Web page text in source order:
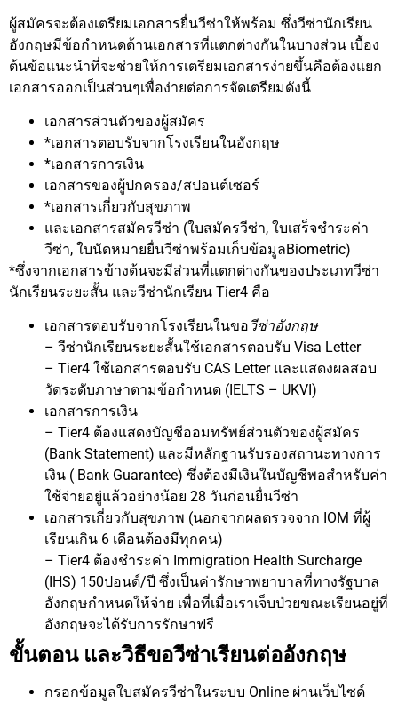
ผู้สมัครจะต้องเตรียมเอกสารยื่นวีซ่าให้พร้อม ซึ่งวีซ่านักเรียน
อังกฤษมีข้อกำหนดด้านเอกสารที่แตกต่างกันในบางส่วน เบื้อง
ต้นข้อแนะนำที่จะช่วยให้การเตรียมเอกสารง่ายขึ้นคือต้องแยก
เอกสารออกเป็นส่วนๆเพื่อง่ายต่อการจัดเตรียมดังนี้
เอกสารส่วนตัวของผู้สมัคร
*เอกสารตอบรับจากโรงเรียนในอังกฤษ
*เอกสารการเงิน
เอกสารของผู้ปกครอง/สปอนต์เซอร์
*เอกสารเกี่ยวกับสุขภาพ
และเอกสารสมัครวีซ่า (ใบสมัครวีซ่า, ใบเสร็จชำระค่า
วีซ่า, ใบนัดหมายยื่นวีซ่าพร้อมเก็บข้อมูลBiometric)
*ซึ่งจากเอกสารข้างต้นจะมีส่วนที่แตกต่างกันของประเภทวีซ่า
นักเรียนระยะสั้น และวีซ่านักเรียน Tier4 คือ
เอกสารตอบรับจากโรงเรียนในขอวีซ่าอังกฤษ
– วีซ่านักเรียนระยะสั้นใช้เอกสารตอบรับ Visa Letter
– Tier4 ใช้เอกสารตอบรับ CAS Letter และแสดงผลสอบ
วัดระดับภาษาตามข้อกำหนด (IELTS – UKVI)
เอกสารการเงิน
– Tier4 ต้องแสดงบัญชีออมทรัพย์ส่วนตัวของผู้สมัคร
(Bank Statement) และมีหลักฐานรับรองสถานะทางการ
เงิน ( Bank Guarantee) ซึ่งต้องมีเงินในบัญชีพอสำหรับค่า
ใช้จ่ายอยู่แล้วอย่างน้อย 28 วันก่อนยื่นวีซ่า
เอกสารเกี่ยวกับสุขภาพ (นอกจากผลตรวจจาก IOM ที่ผู้
เรียนเกิน 6 เดือนต้องมีทุกคน)
– Tier4 ต้องชำระค่า Immigration Health Surcharge
(IHS) 150ปอนด์/ปี ซึ่งเป็นค่ารักษาพยาบาลที่ทางรัฐบาล
อังกฤษกำหนดให้จ่าย เพื่อที่เมื่อเราเจ็บป่วยขณะเรียนอยู่ที่
อังกฤษจะได้รับการรักษาฟรี
ขั้นตอน และวิธีขอวีซ่าเรียนต่ออังกฤษ
กรอกข้อมูลใบสมัครวีซ่าในระบบ Online ผ่านเว็บไซด์